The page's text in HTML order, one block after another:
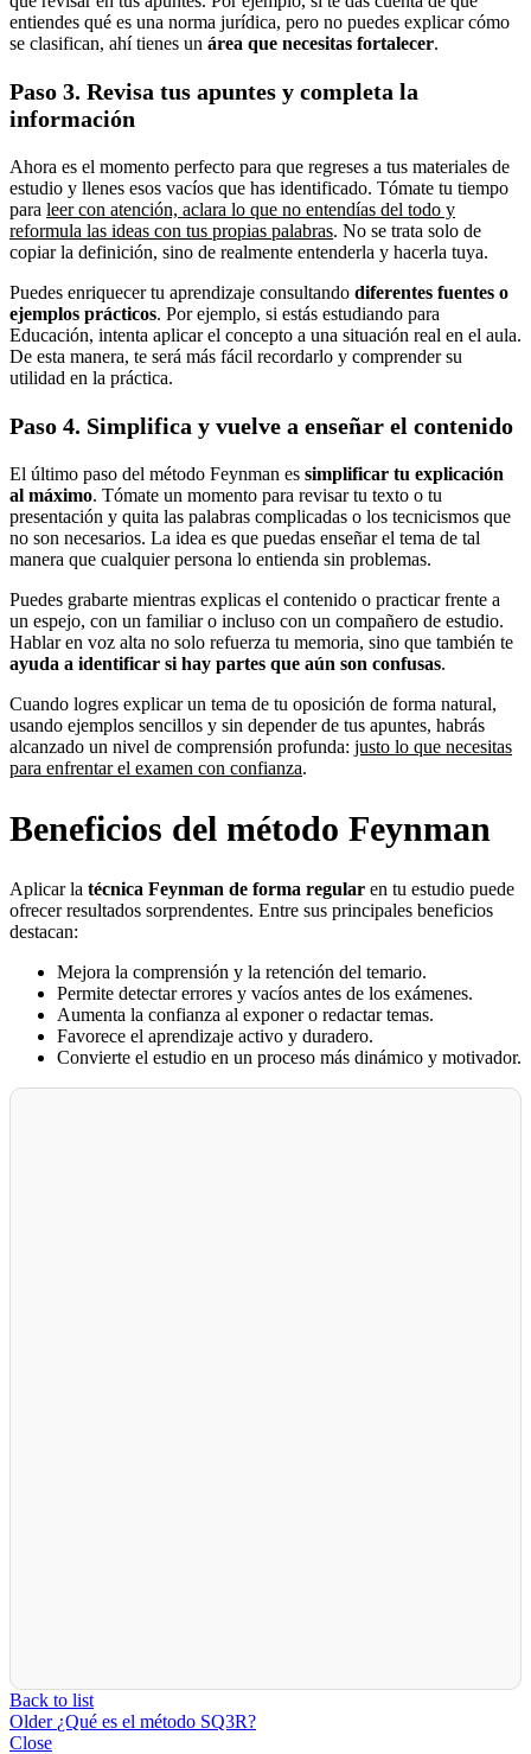
entiendes qué es una norma jurídica, pero no puedes explicar cómo
se clasifican, ahí tienes un área que necesitas fortalecer.
Paso 3. Revisa tus apuntes y completa la
información
Ahora es el momento perfecto para que regreses a tus materiales de
estudio y llenes esos vacíos que has identificado. Tómate tu tiempo
para leer con atención, aclara lo que no entendías del todo y
reformula las ideas con tus propias palabras. No se trata solo de
copiar la definición, sino de realmente entenderla y hacerla tuya.
Puedes enriquecer tu aprendizaje consultando diferentes fuentes o
ejemplos prácticos. Por ejemplo, si estás estudiando para
Educación, intenta aplicar el concepto a una situación real en el aula.
De esta manera, te será más fácil recordarlo y comprender su
utilidad en la práctica.
Paso 4. Simplifica y vuelve a enseñar el contenido
El último paso del método Feynman es simplificar tu explicación
al máximo. Tómate un momento para revisar tu texto o tu
presentación y quita las palabras complicadas o los tecnicismos que
no son necesarios. La idea es que puedas enseñar el tema de tal
manera que cualquier persona lo entienda sin problemas.
Puedes grabarte mientras explicas el contenido o practicar frente a
un espejo, con un familiar o incluso con un compañero de estudio.
Hablar en voz alta no solo refuerza tu memoria, sino que también te
ayuda a identificar si hay partes que aún son confusas.
Cuando logres explicar un tema de tu oposición de forma natural,
usando ejemplos sencillos y sin depender de tus apuntes, habrás
alcanzado un nivel de comprensión profunda: justo lo que necesitas
para enfrentar el examen con confianza.
Beneficios del método Feynman
Aplicar la técnica Feynman de forma regular en tu estudio puede
ofrecer resultados sorprendentes. Entre sus principales beneficios
destacan:
Mejora la comprensión y la retención del temario.
Permite detectar errores y vacíos antes de los exámenes.
Aumenta la confianza al exponer o redactar temas.
Favorece el aprendizaje activo y duradero.
Convierte el estudio en un proceso más dinámico y motivador.
Back to list
Older ¿Qué es el método SQ3R?
Close